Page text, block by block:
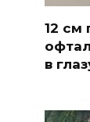
12 см
в